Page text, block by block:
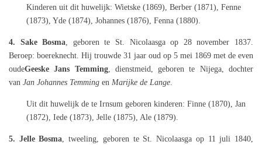
Kinderen uit dit huwelijk: Wietske (1869), Berber (1871), Fenne
(1873), Yde (1874), Johannes (1876), Fenna (1880).
4. Sake Bosma, geboren te St. Nicolaasga op 28 november 1837.
Beroep: boereknecht. Hij trouwde 31 jaar oud op 5 mei 1869 met de even
oudeGeeske Jans Temming, dienstmeid, geboren te Nijega, dochter
van Jan Johannes Temming en Marijke de Lange.
Uit dit huwelijk de te Irnsum geboren kinderen: Finne (1870), Jan
(1872), Iede (1873), Jelle (1875), Ale (1879).
5. Jelle Bosma, tweeling, geboren te St. Nicolaasga op 11 juli 1840,